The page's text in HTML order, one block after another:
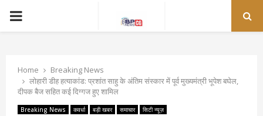
PRIMARY
Home
Breaking News
लोहारी डीह हत्याकांड: प्रशांत साहु के अंतिम संस्कार में पूर्व मुख्यमंत्री भूपेश बघेल,
दीपक बैज सहित कई दिग्गज हुए शामिल
Breaking News कवर्धा बड़ी खबर समाचार सिटी न्यूज़